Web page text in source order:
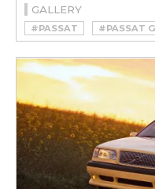
GALLERY
#PASSAT #PASSAT
#PASSAT W8
#VOLKSWAGEN PASSAT
#VOLKSWAGEN PASSAT
#VOLKSWAGEN PASSAT
#VOLKSWAGEN PASSAT
#VOLKSWAGEN PASSAT
#VOLKSWAGEN PASSAT
#VOLKSWAGEN PASSAT